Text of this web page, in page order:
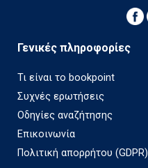
Γενικές πληροφορίες
Τι είναι το bookpoint
Συχνές ερωτήσεις
Οδηγίες αναζήτησης
Επικοινωνία
Πολιτική απορρήτου (GDPR)